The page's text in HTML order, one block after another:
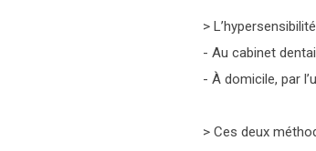
>
- Au cabinet
- À domicile, par
> Ces deux